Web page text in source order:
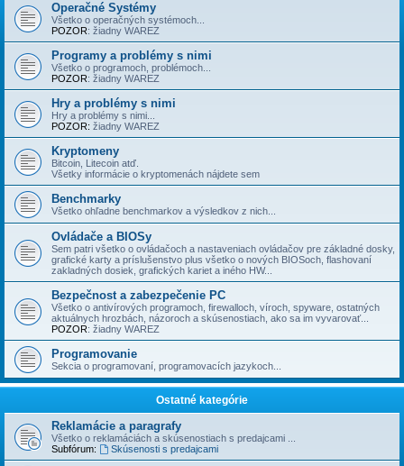
Operačné Systémy
Všetko o operačných systémoch...
POZOR: žiadny WAREZ
Programy a problémy s nimi
Všetko o programoch, problémoch...
POZOR: žiadny WAREZ
Hry a problémy s nimi
Hry a problémy s nimi...
POZOR: žiadny WAREZ
Kryptomeny
Bitcoin, Litecoin atď.
Všetky informácie o kryptomenách nájdete sem
Benchmarky
Všetko ohľadne benchmarkov a výsledkov z nich...
Ovládače a BIOSy
Sem patri všetko o ovládačoch a nastaveniach ovládačov pre základné dosky,
grafické karty a príslušenstvo plus všetko o nových BIOSoch, flashovaní
zakladných dosiek, grafických kariet a iného HW...
Bezpečnost a zabezpečenie PC
Všetko o antivírových programoch, firewalloch, víroch, spyware, ostatných
aktuálnych hrozbách, názoroch a skúsenostiach, ako sa im vyvarovať...
POZOR: žiadny WAREZ
Programovanie
Sekcia o programovaní, programovacích jazykoch...
Ostatné kategórie
Reklamácie a paragrafy
Všetko o reklamáciách a skúsenostiach s predajcami ...
Subfórum:
Skúsenosti s predajcami